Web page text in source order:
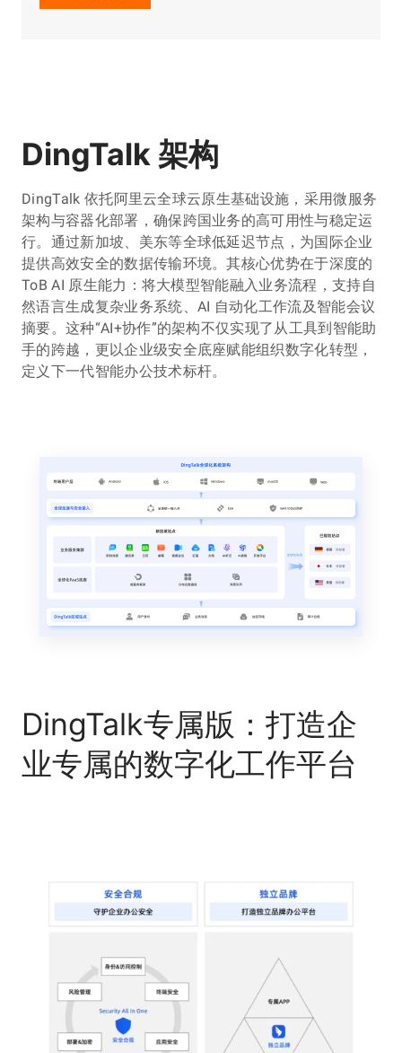
DingTalk 架构
DingTalk 依托阿里云全球云原生基础设施，采用微服务
架构与容器化部署，确保跨国业务的高可用性与稳定运
行。通过新加坡、美东等全球低延迟节点，为国际企业
提供高效安全的数据传输环境。其核心优势在于深度的
ToB AI 原生能力：将大模型智能融入业务流程，支持自
然语言生成复杂业务系统、AI 自动化工作流及智能会议
摘要。这种“AI+协作”的架构不仅实现了从工具到智能助
手的跨越，更以企业级安全底座赋能组织数字化转型，
定义下一代智能办公技术标杆。
DingTalk专属版：打造企
业专属的数字化工作平台